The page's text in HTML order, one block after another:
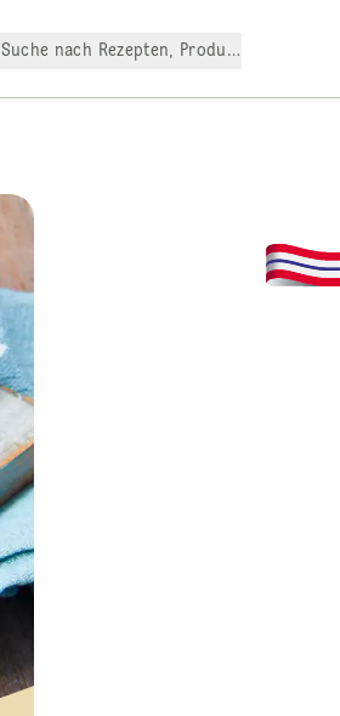
Suche nach Rezepten, Produkte, etc.